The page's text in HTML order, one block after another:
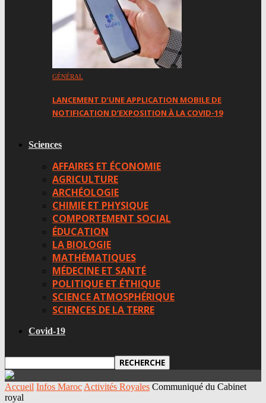
GÉNÉRAL
LANCEMENT D’UNE APPLICATION MOBILE DE
NOTIFICATION D’EXPOSITION À LA COVID-19
Sciences
AFFAIRES ET ÉCONOMIE
AGRICULTURE
ARCHÉOLOGIE
CHIMIE ET PHYSIQUE
COMPORTEMENT SOCIAL
ÉDUCATION
LA BIOLOGIE
MATHÉMATIQUES
MÉDECINE ET SANTÉ
POLITIQUE ET ÉTHIQUE
SCIENCE ATMOSPHÉRIQUE
SCIENCES DE LA TERRE
Covid-19
Accueil Infos Maroc Activités Royales Communiqué du Cabinet
royal